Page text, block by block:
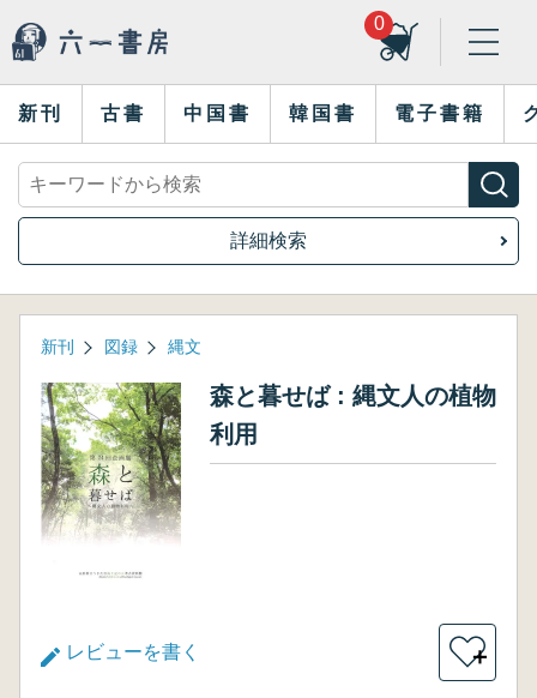
0
新刊 古書 中国書 韓国書 電子書籍
詳細検索
新刊 図録 縄文
森と暮せば : 縄文人の植物
利用
レビューを書く ＋